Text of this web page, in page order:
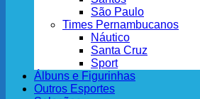
São Paulo
Times Pernambucanos
Náutico
Santa Cruz
Sport
Álbuns e Figurinhas
Outros Esportes